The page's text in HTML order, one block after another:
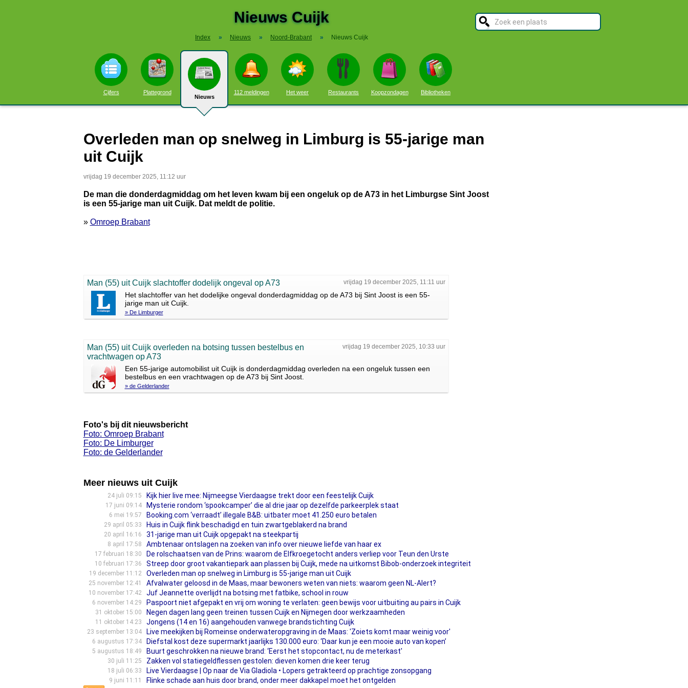
Nieuws Cuijk
Index » Nieuws » Noord-Brabant » Nieuws Cuijk
Cijfers Plattegrond
Nieuws
112 meldingen Het weer Restaurants Koopzondagen Bibliotheken
Overleden man op snelweg in Limburg is 55-jarige man
uit Cuijk
vrijdag 19 december 2025, 11:12 uur
De man die donderdagmiddag om het leven kwam bij een ongeluk op de A73 in het Limburgse Sint Joost
is een 55-jarige man uit Cuijk. Dat meldt de politie.
» Omroep Brabant
vrijdag 19 december 2025, 11:11 uur
Man (55) uit Cuijk slachtoffer dodelijk ongeval op A73
Het slachtoffer van het dodelijke ongeval donderdagmiddag op de A73 bij Sint Joost is een 55-
jarige man uit Cuijk.
» De Limburger
vrijdag 19 december 2025, 10:33 uur
Man (55) uit Cuijk overleden na botsing tussen bestelbus en
vrachtwagen op A73
Een 55-jarige automobilist uit Cuijk is donderdagmiddag overleden na een ongeluk tussen een
bestelbus en een vrachtwagen op de A73 bij Sint Joost.
» de Gelderlander
Foto's bij dit nieuwsbericht
Foto: Omroep Brabant
Foto: De Limburger
Foto: de Gelderlander
Meer nieuws uit Cuijk
24 juli 09:15 Kijk hier live mee: Nijmeegse Vierdaagse trekt door een feestelijk Cuijk
17 juni 09:14 Mysterie rondom ‘spookcamper’ die al drie jaar op dezelfde parkeerplek staat
6 mei 19:57 Booking.com ‘verraadt’ illegale B&B: uitbater moet 41.250 euro betalen
29 april 05:33 Huis in Cuijk flink beschadigd en tuin zwartgeblakerd na brand
20 april 16:16 31-jarige man uit Cuijk opgepakt na steekpartij
8 april 17:58 Ambtenaar ontslagen na zoeken van info over nieuwe liefde van haar ex
17 februari 18:30 De rolschaatsen van de Prins: waarom de Elfkroegetocht anders verliep voor Teun den Urste
10 februari 17:36 Streep door groot vakantiepark aan plassen bij Cuijk, mede na uitkomst Bibob-onderzoek integriteit
19 december 11:12 Overleden man op snelweg in Limburg is 55-jarige man uit Cuijk
25 november 12:41 Afvalwater geloosd in de Maas, maar bewoners weten van niets: waarom geen NL-Alert?
10 november 17:42 Juf Jeannette overlijdt na botsing met fatbike, school in rouw
6 november 14:29 Paspoort niet afgepakt en vrij om woning te verlaten: geen bewijs voor uitbuiting au pairs in Cuijk
31 oktober 15:00 Negen dagen lang geen treinen tussen Cuijk en Nijmegen door werkzaamheden
11 oktober 14:23 Jongens (14 en 16) aangehouden vanwege brandstichting Cuijk
23 september 13:04 Live meekijken bij Romeinse onderwateropgraving in de Maas: 'Zoiets komt maar weinig voor'
6 augustus 17:34 Diefstal kost deze supermarkt jaarlijks 130.000 euro: ‘Daar kun je een mooie auto van kopen’
5 augustus 18:49 Buurt geschrokken na nieuwe brand: ‘Eerst het stopcontact, nu de meterkast'
30 juli 11:25 Zakken vol statiegeldflessen gestolen: dieven komen drie keer terug
18 juli 06:33 Live Vierdaagse | Op naar de Via Gladiola • Lopers getrakteerd op prachtige zonsopgang
9 juni 11:11 Flinke schade aan huis door brand, onder meer dakkapel moet het ontgelden